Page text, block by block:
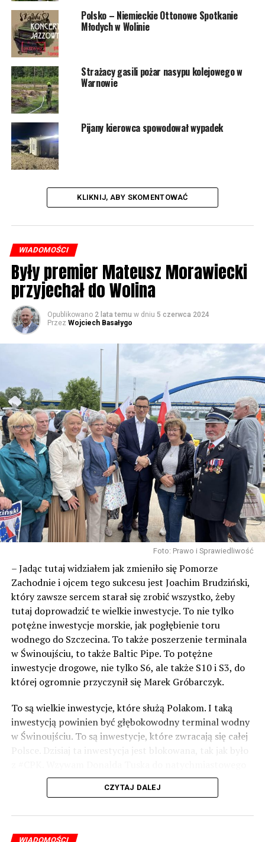
Polsko – Niemieckie Ottonowe Spotkanie
Młodych w Wolinie
Strażacy gasili pożar nasypu kolejowego w
Warnowie
Pijany kierowca spowodował wypadek
KLIKNIJ, ABY SKOMENTOWAĆ
WIADOMOŚCI
Były premier Mateusz Morawiecki
przyjechał do Wolina
Opublikowano 2 lata temu w dniu 5 czerwca 2024
Przez Wojciech Basałygo
Foto: Prawo i Sprawiedliwość
– Jadąc tutaj widziałem jak zmieniło się Pomorze
Zachodnie i ojcem tego sukcesu jest Joachim Brudziński,
który zawsze sercem starał się zrobić wszystko, żeby
tutaj doprowadzić te wielkie inwestycje. To nie tylko
potężne inwestycje morskie, jak pogłębienie toru
wodnego do Szczecina. To także poszerzenie terminala
w Świnoujściu, to także Baltic Pipe. To potężne
inwestycje drogowe, nie tylko S6, ale także S10 i S3, do
której ogromnie przyczynił się Marek Gróbarczyk.
To są wielkie inwestycje, które służą Polakom. I taką
inwestycją powinien być głębokowodny terminal wodny
w Świnoujściu. To są inwestycje, które zwracają się całej
Polsce. Dzisiaj ta inwestycja jest blokowana, tak jak było
odblokowania CPK.
wykorzystać wspaniały potencjał Zachodniego Pomorza,
o którym śp. Lech Kaczyński powiedział, że jest naszą
CZYTAJ DALEJ
WIADOMOŚCI